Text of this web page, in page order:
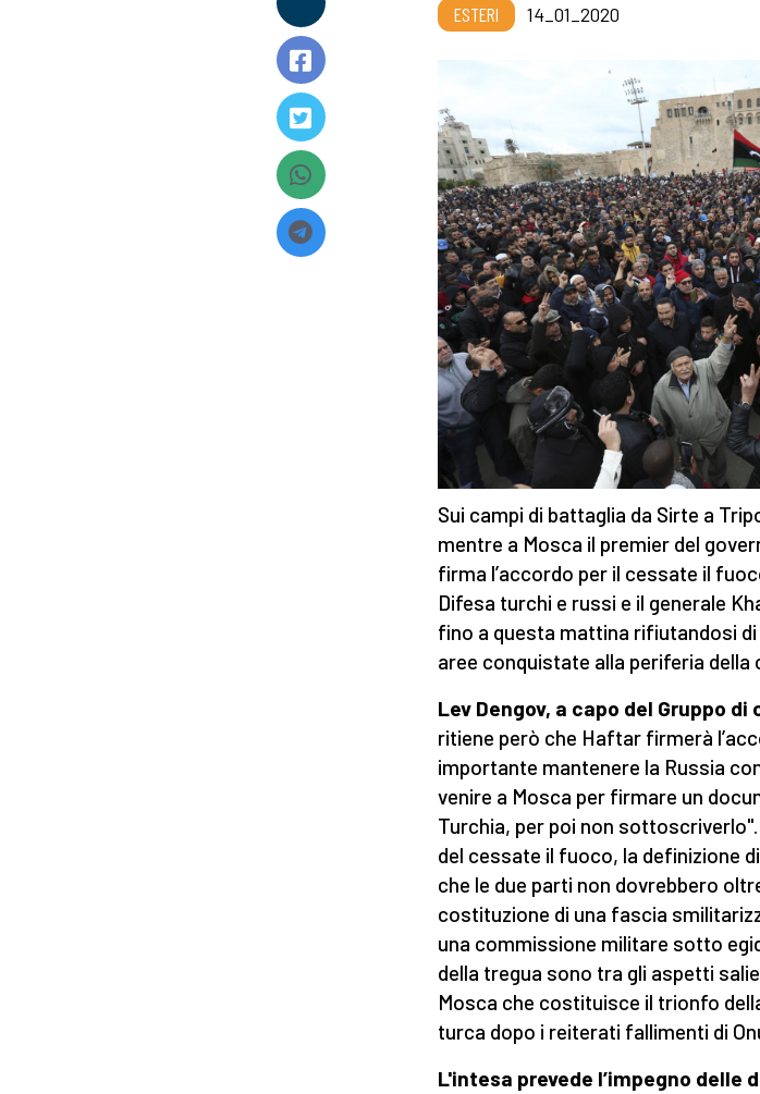
ESTERI 14_01_2020
Sui campi di battaglia da Sirte a
mentre a Mosca il premier del
firma l’accordo per il cessate il
Difesa turchi e russi e il generale
fino a questa mattina rifiutandosi
aree conquistate alla periferia della
Lev Dengov, a capo del Gruppo
ritiene però che Haftar firmerà
importante mantenere la Russia
venire a Mosca per firmare un
Turchia, per poi non
del cessate il fuoco, la definizione
che le due parti non dovrebbero
costituzione di una fascia
una commissione militare sotto
della tregua sono tra gli aspetti
Mosca che costituisce il trionfo
turca dopo i reiterati fallimenti di
L'intesa prevede l’impegno delle